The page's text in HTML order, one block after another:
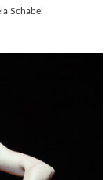
Schabel